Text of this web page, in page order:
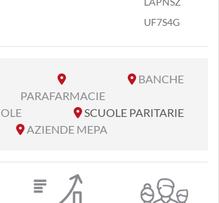
UF7S4G
PARAFARMACIE
BANCHE
SCUOLE PARITARIE
AZIENDE MEPA